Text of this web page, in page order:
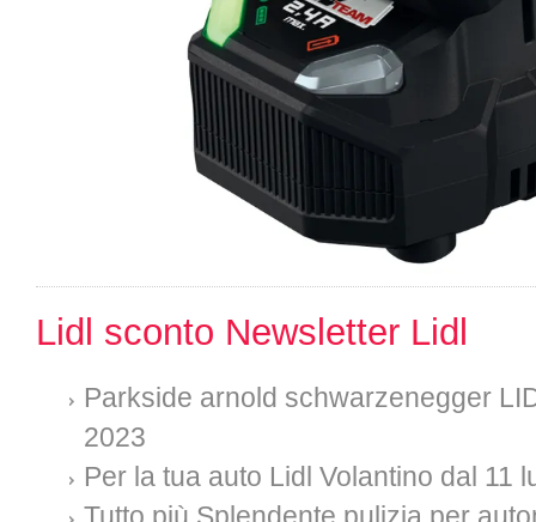
Lidl sconto Newsletter Lidl
Parkside arnold schwarzenegger
2023
Per la tua auto Lidl Volantino dal 11